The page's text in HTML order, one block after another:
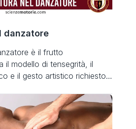
danzatore
è il frutto
il modello di tensegrità, il
e il gesto artistico richiesto.
tra loro e ricercava la
Il significato della parola
nel tempo e muta tutt’oggi in